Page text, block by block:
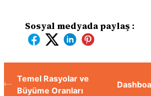
Sosyal medyada paylaş :
Temel Rasyolar ve
Büyüme Oranları